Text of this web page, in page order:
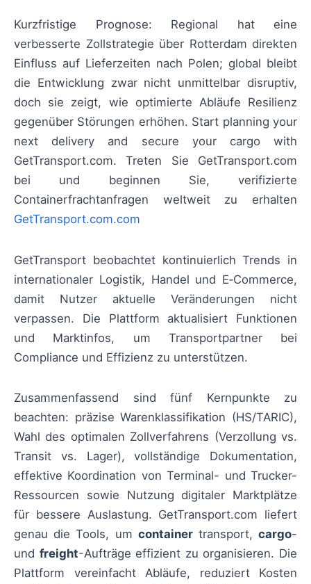
Kurzfristige Prognose: Regional hat eine
verbesserte Zollstrategie über Rotterdam direkten
Einfluss auf Lieferzeiten nach Polen; global bleibt
die Entwicklung zwar nicht unmittelbar disruptiv,
doch sie zeigt, wie optimierte Abläufe Resilienz
gegenüber Störungen erhöhen. Start planning your
next delivery and secure your cargo with
GetTransport.com. Treten Sie GetTransport.com
bei und beginnen Sie, verifizierte
Containerfrachtanfragen weltweit zu erhalten
GetTransport.com.com
GetTransport beobachtet kontinuierlich Trends in
internationaler Logistik, Handel und E‑Commerce,
damit Nutzer aktuelle Veränderungen nicht
verpassen. Die Plattform aktualisiert Funktionen
und Marktinfos, um Transportpartner bei
Compliance und Effizienz zu unterstützen.
Zusammenfassend sind fünf Kernpunkte zu
beachten: präzise Warenklassifikation (HS/TARIC),
Wahl des optimalen Zollverfahrens (Verzollung vs.
Transit vs. Lager), vollständige Dokumentation,
effektive Koordination von Terminal- und Trucker-
Ressourcen sowie Nutzung digitaler Marktplätze
für bessere Auslastung. GetTransport.com liefert
genau die Tools, um containertransport,cargo-
und freight-Aufträge effizient zu organisieren. Die
Plattform vereinfacht Abläufe, reduziert Kosten